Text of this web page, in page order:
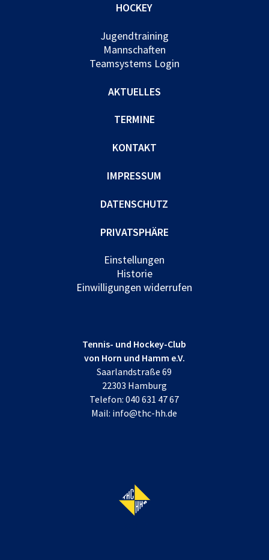
HOCKEY
Jugendtraining
Mannschaften
Teamsystems Login
AKTUELLES
TERMINE
KONTAKT
IMPRESSUM
DATENSCHUTZ
PRIVATSPHÄRE
Einstellungen
Historie
Einwilligungen widerrufen
Tennis- und Hockey-Club
von Horn und Hamm e.V.
Saarlandstraße 69
22303 Hamburg
Telefon:040 631 47 67
Mail: info@thc-hh.de